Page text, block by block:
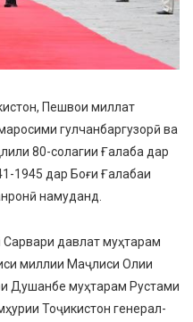
Пешвои миллат
гулчанбаргузорӣ ва
80-солагии Ғалаба дар
1945 дар Боғи Ғалабаи
намуданд.
давлат муҳтарам
миллии Маҷлиси Олии
Душанбе муҳтарам Рустами
Тоҷикистон генерал-